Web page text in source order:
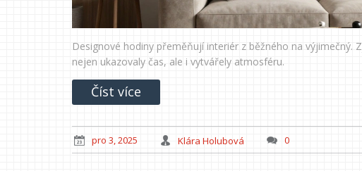
Designové hodiny přeměňují interiér z běžného na
nejen ukazovaly čas, ale i vytvářely atmosféru.
Číst více
pro 3, 2025 Klára Holubová 0